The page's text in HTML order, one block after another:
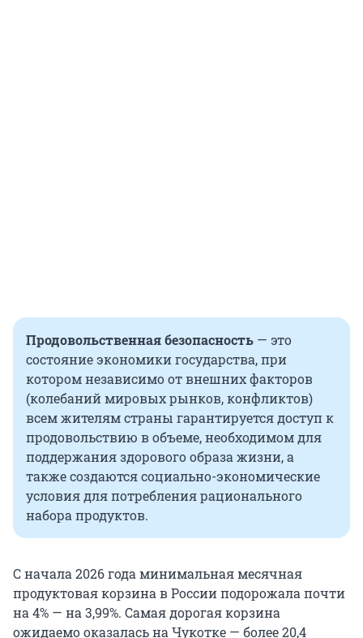
Продовольственная безопасность — это
состояние экономики государства, при
котором независимо от внешних факторов
(колебаний мировых рынков, конфликтов)
всем жителям страны гарантируется доступ к
продовольствию в объеме, необходимом для
поддержания здорового образа жизни, а
также создаются социально-экономические
условия для потребления рационального
набора продуктов.
С начала 2026 года минимальная месячная
продуктовая корзина в России подорожала почти
на 4% — на 3,99%. Самая дорогая корзина
ожидаемо оказалась на Чукотке — более 20,4